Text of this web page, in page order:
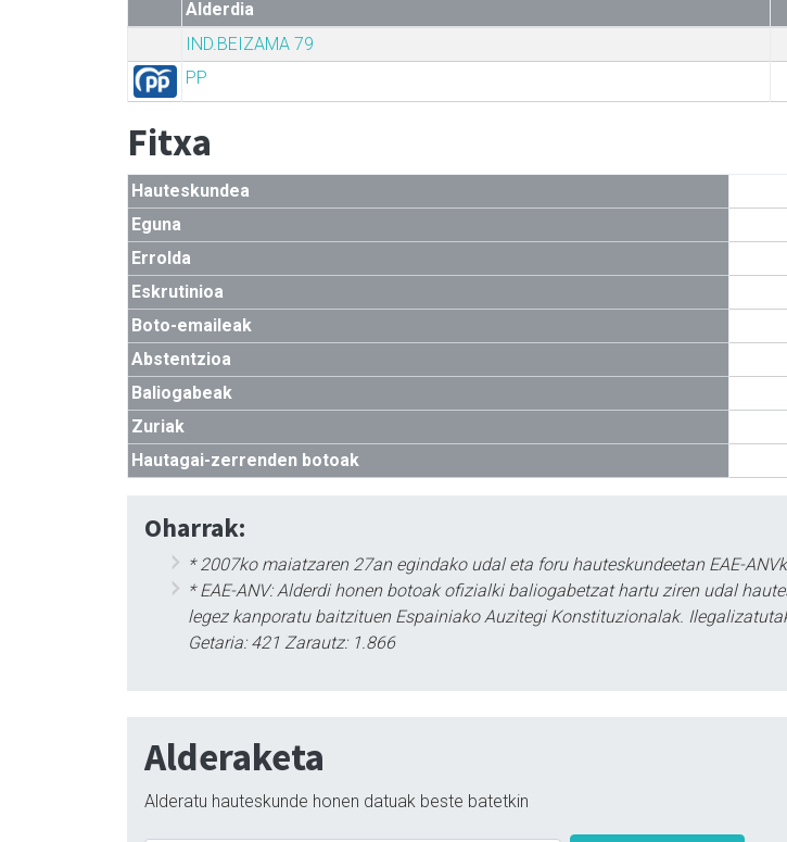
Alderdia
IND.BEIZAMA 79
PP
Fitxa
Hauteskundea
Eguna
Errolda
Eskrutinioa
Boto-emaileak
Abstentzioa
Baliogabeak
Zuriak
Hautagai-zerrenden botoak
Oharrak:
* 2007ko maiatzaren 27an egindako udal eta foru hauteskundeetan EAE-
* EAE-ANV: Alderdi honen botoak ofizialki baliogabetzat hartu ziren udal
legez kanporatu baitzituen Espainiako Auzitegi Konstituzionalak.
Getaria: 421 Zarautz: 1.866
Alderaketa
Alderatu hauteskunde honen datuak beste batetkin